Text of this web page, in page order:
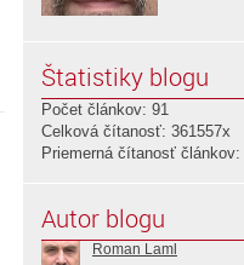
Štatistiky blogu
Počet článkov: 91
Celková čítanosť: 361557x
Priemerná čítanosť článkov:
Autor blogu
Roman Laml